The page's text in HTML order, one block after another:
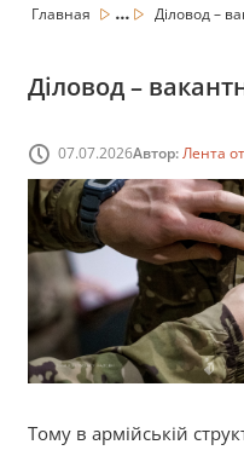
Главная ... Діловод –
Діловод –
07.07.2026Автор:Лента
Тому в армійській